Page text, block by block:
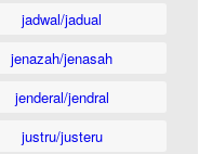
jadwal/jadual
jenazah/jenasah
jenderal/jendral
justru/justeru